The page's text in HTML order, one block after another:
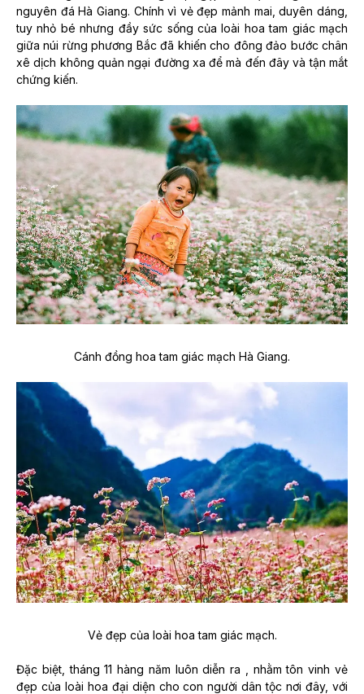
nguyên đá Hà Giang. Chính vì vẻ đẹp mảnh mai, duyên dáng,
tuy nhỏ bé nhưng đầy sức sống của loài hoa tam giác mạch
giữa núi rừng phương Bắc đã khiến cho đông đảo bước chân
xê dịch không quản ngại đường xa để mà đến đây và tận mắt
chứng kiến.
Cánh đồng hoa tam giác mạch Hà Giang.
Vẻ đẹp của loài hoa tam giác mạch.
Đặc biệt, tháng 11 hàng năm luôn diễn ra
, nhằm tôn vinh vẻ
đẹp của loài hoa đại diện cho con người dân tộc nơi đây, với